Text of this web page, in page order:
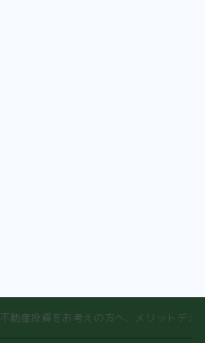
不動産投資をお考えの方へ、メリットデメ